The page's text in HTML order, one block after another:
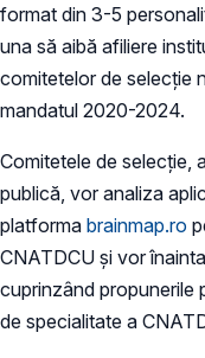
format din 3-5
una să aibă afiliere
comitetelor de selecție
mandatul 2020-2024.
Comitetele de selecție,
publică, vor analiza
platforma brainmap.ro
CNATDCU şi vor
cuprinzând propunerile
de specialitate a